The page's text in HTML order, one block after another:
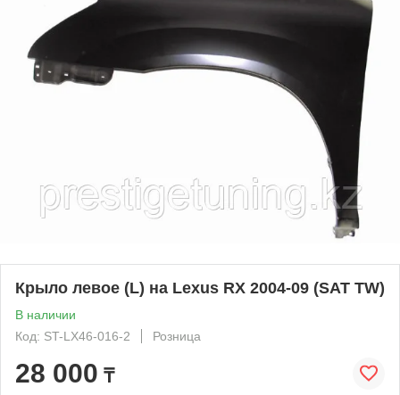
Крыло левое (L) на Lexus RX 2004-09 (SAT TW)
В наличии
Код: ST-LX46-016-2
Розница
28 000 ₸